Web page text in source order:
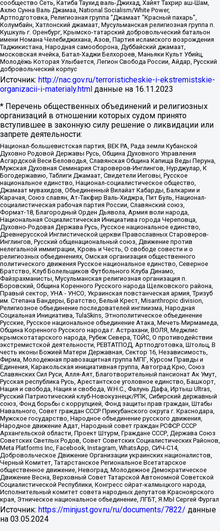
сообщество Сеть, Катиба Таухид валь-Джихад, Хайят Тахрир аш-Шам,
Ахлю Сунна Валь Джамаа, National Socialism/White Power,
Артподготовка, Религиозная группа “Джамаат “Красный пахарь”,
Колумбайн, Хатлонский джамаат, Мусульманская религиозная группа п.
Кушкуль г. Оренбург, Крымско-татарский добровольческий батальон
имени Номана Челебиджихана, Азов, Партия исламского возрождения
Таджикистана, Народная самооборона, Дуббайский джамаат,
московская ячейка, Батал-Хаджи Белхороев, Маньяки Культ Убийц,
Молодёжь Которая Улыбается, Легион Свобода России, Айдар, Русский
добровольческий корпус
Источник: http://nac.gov.ru/terroristicheskie-i-ekstremistskie-
organizacii-i-materialy.html данные на 16.11.2023
* Перечень общественных объединений и религиозных
организаций в отношении которых судом принято
вступившее в законную силу решение о ликвидации или
запрете деятельности:
Национал-большевистская партия, ВЕК РА, Рада земли Кубанской
Духовно Родовой Державы Русь, Община Духовного Управления
Асгардской Веси Беловодья, Славянская Община Капища Веды Перуна,
Мужская Духовная Семинария Староверов-Инглингов, Нурджулар, К
Богодержавию, Таблиги Джамаат, Свидетели Иеговы, Русское
национальное единство, Национал-социалистическое общество,
Джамаат мувахидов, Объединенный Вилайат Кабарды, Балкарии и
Карачая, Союз славян, Ат-Такфир Валь-Хиджра, Пит Буль, Национал-
социалистическая рабочая партия России, Славянский союз,
Формат-18, Благородный Орден Дьявола, Армия воли народа,
Национальная Социалистическая Инициатива города Череповца,
Духовно-Родовая Держава Русь, Русское национальное единство,
Древнерусской Инглистической церкви Православных Староверов-
Инглингов, Русский общенациональный союз, Движение против
нелегальной иммиграции, Кровь и Честь, О свободе совести и о
религиозных объединениях, Омская организация общественного
политического движения Русское национальное единство, Северное
Братство, Клуб Болельщиков Футбольного Клуба Динамо,
Файзрахманисты, Мусульманская религиозная организация п.
Боровский, Община Коренного Русского народа Щелковского района,
Правый сектор, УНА - УНСО, Украинская повстанческая армия, Тризуб
им. Степана Бандеры, Братство, Белый Крест, Misanthropic division,
Религиозное объединение последователей инглиизма, Народная
Социальная Инициатива, TulaSkins, Этнополитическое объединение
Русские, Русское национальное объединение Атака, Мечеть Мирмамеда,
Община Коренного Русского народа г. Астрахани, ВОЛЯ, Меджлис
крымскотатарского народа, Рубеж Севера, ТОЙС, О противодействии
экстремистской деятельности, РЕВТАТПОД, Артподготовка, Штольц, В
честь иконы Божией Матери Державная, Сектор 16, Независимость,
Фирма, Молодежная правозащитная группа МПГ, Курсом Правды и
Единения, Каракольская инициативная группа, Автоград Крю, Союз
Славянских Сил Руси, Алля-Аят, Благотворительный пансионат Ак Умут,
Русская республика Русь, Арестантское уголовное единство, Башкорт,
Нация и свобода, Нация и свобода, W.H.С., Фалунь Дафа, Иртыш Ultras,
Русский Патриотический клуб-Новокузнецк/РПК, Сибирский державный
союз, Фонд борьбы с коррупцией, Фонд защиты прав граждан, Штабы
Навального, Совет граждан СССР Прикубанского округа г. Краснодара,
Мужское государство, Народное объединение русского движения,
Народное движение Адат, Народный совет граждан РСФСР СССР
Архангельской области, Проект Штурм, Граждане СССР, Держава Союз
Советских Светлых Родов, Совет Советских Социалистических Районов,
Meta Platforms Inc, Facebook, Instagram, WhatsApp, СИЧ-С14,
Добровольческое Движение Организации украинских националистов,
Черный Комитет, Татарстанское Региональное Всетатарское
общественное движение, Невоград, Молодежное Демократическое
Движение Весна, Верховный Совет Татарской Автономной Советской
Социалистической Республики, Конгресс ойрат-калмыцкого народа,
Исполнительный комитет совета народных депутатов Красноярского
края, Этническое национальное объединение, ЛГБТ, Я.МЫ Сергей Фургал
Источник: https://minjust.gov.ru/ru/documents/7822/ данные
на 03.05.2024